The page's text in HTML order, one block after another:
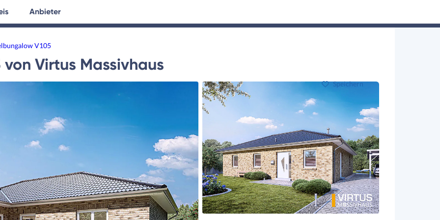
Hausplanung
V105
Speichern
von Virtus Massivhaus
Anbieter